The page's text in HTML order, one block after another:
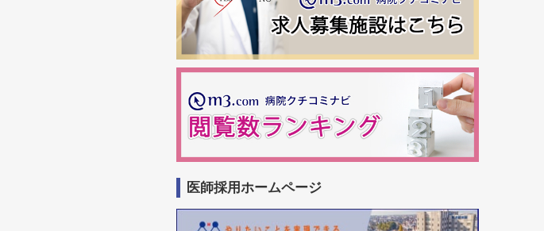
医師採用ホームページ